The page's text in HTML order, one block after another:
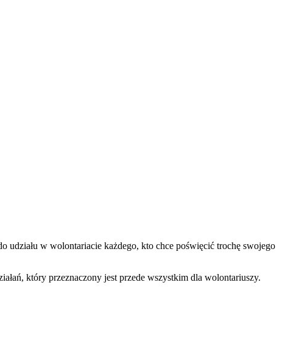
udziału w wolontariacie każdego, kto chce poświęcić trochę swojego
który przeznaczony jest przede wszystkim dla wolontariuszy.